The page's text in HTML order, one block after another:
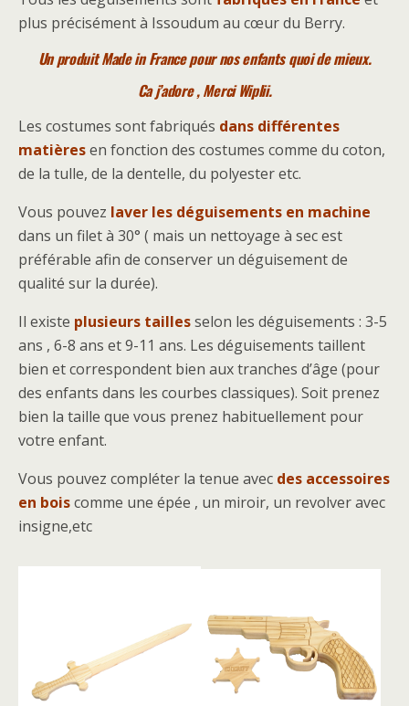
plus précisément à Issoudum au cœur du Berry.
Un produit Made in France pour nos enfants quoi de mieux.
Ca j’adore , Merci Wiplii.
Les costumes sont fabriqués dans différentes
matièresen fonction des costumes comme du coton,
de la tulle, de la dentelle, du polyester etc.
Vous pouvez laver les déguisements en machine
dans un filet à 30° ( mais un nettoyage à sec est
préférable afin de conserver un déguisement de
qualité sur la durée).
Il existe plusieurs taillesselon les déguisements : 3-5
ans , 6-8 ans et 9-11 ans. Les déguisements taillent
bien et correspondent bien aux tranches d’âge (pour
des enfants dans les courbes classiques). Soit prenez
bien la taille que vous prenez habituellement pour
votre enfant.
Vous pouvez compléter la tenue avec des accessoires
en boiscomme une épée , un miroir, un revolver avec
insigne,etc